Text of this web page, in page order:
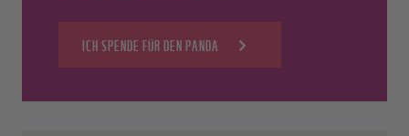
ICH SPENDE FÜR DEN PANDA